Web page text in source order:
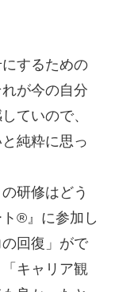
するための
が今の自分
ていので、
純粋に思っ
研修はどう
®』に参加し
回復」がで
キャリア観